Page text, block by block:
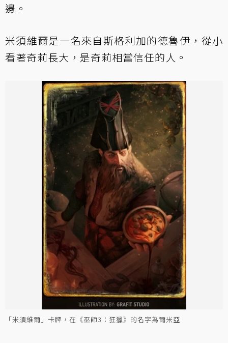
邊。
米須維爾是一名來自斯格利加的德魯伊，從小
看著奇莉長大，是奇莉相當信任的人。
「米須維爾」卡牌，在《巫師3：狂獵》的名字為爾米亞